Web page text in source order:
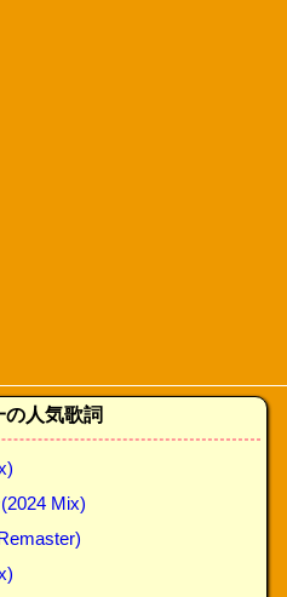
の人気歌詞
Mix)